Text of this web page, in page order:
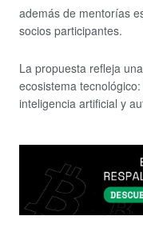
además de mentorías
socios participantes.
La propuesta refleja
ecosistema
inteligencia artificial y